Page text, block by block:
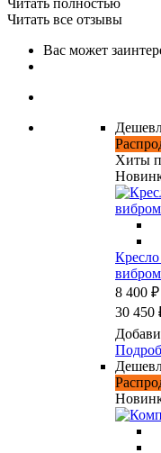
Читать все отзывы
Вас может
Хиты
Кресло
8 400 ₽
30 450